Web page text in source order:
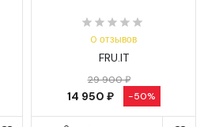
0 отзывов
FRU.IT
29 900 ₽
14 950 ₽ -50%